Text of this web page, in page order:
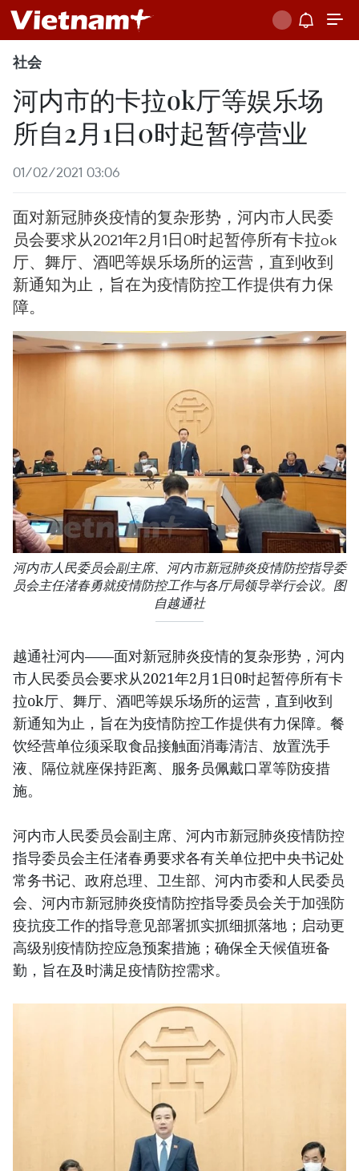
社会
河内市的卡拉ok厅等娱乐场
所自2月1日0时起暂停营业
01/02/2021 03:06
面对新冠肺炎疫情的复杂形势，河内市人民委
员会要求从2021年2月1日0时起暂停所有卡拉ok
厅、舞厅、酒吧等娱乐场所的运营，直到收到
新通知为止，旨在为疫情防控工作提供有力保
障。
河内市人民委员会副主席、河内市新冠肺炎疫情防控指导委
员会主任渚春勇就疫情防控工作与各厅局领导举行会议。图
自越通社
越通社河内——面对新冠肺炎疫情的复杂形势，河内
市人民委员会要求从2021年2月1日0时起暂停所有卡
拉ok厅、舞厅、酒吧等娱乐场所的运营，直到收到
新通知为止，旨在为疫情防控工作提供有力保障。餐
饮经营单位须采取食品接触面消毒清洁、放置洗手
液、隔位就座保持距离、服务员佩戴口罩等防疫措
施。
河内市人民委员会副主席、河内市新冠肺炎疫情防控
指导委员会主任渚春勇要求各有关单位把中央书记处
常务书记、政府总理、卫生部、河内市委和人民委员
会、河内市新冠肺炎疫情防控指导委员会关于加强防
疫抗疫工作的指导意见部署抓实抓细抓落地；启动更
高级别疫情防控应急预案措施；确保全天候值班备
勤，旨在及时满足疫情防控需求。